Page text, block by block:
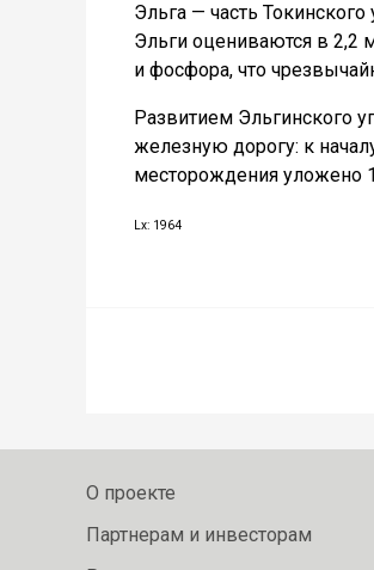
Эльга — часть
Эльги оцениваются в 2,2
и фосфора, что
Развитием Эльгинского
железную дорогу: к
месторождения уложено
Lx: 1964
О проекте
Партнерам и инвесторам